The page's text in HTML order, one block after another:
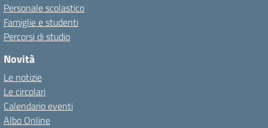
Personale scolastico
Famiglie e studenti
Percorsi di studio
Novità
Le notizie
Le circolari
Calendario eventi
Albo Online